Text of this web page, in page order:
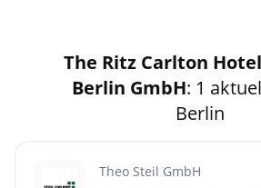
The Ritz Carlton
Berlin GmbH: 1
Berlin
Theo Steil GmbH